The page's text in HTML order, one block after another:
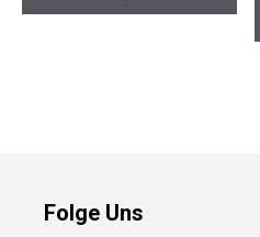
Folge Uns